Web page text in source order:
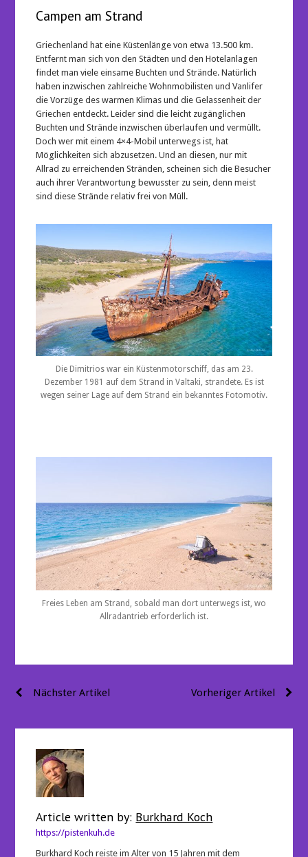
Campen am Strand
Griechenland hat eine Küstenlänge von etwa 13.500 km.
Entfernt man sich von den Städten und den Hotelanlagen
findet man viele einsame Buchten und Strände. Natürlich
haben inzwischen zahlreiche Wohnmobilisten und Vanlifer
die Vorzüge des warmen Klimas und die Gelassenheit der
Griechen entdeckt. Leider sind die leicht zugänglichen
Buchten und Strände inzwischen überlaufen und vermüllt.
Doch wer mit einem 4×4-Mobil unterwegs ist, hat
Möglichkeiten sich abzusetzen. Und an diesen, nur mit
Allrad zu erreichenden Stränden, scheinen sich die Besucher
auch ihrer Verantwortung bewusster zu sein, denn meist
sind diese Strände relativ frei von Müll.
Die Dimitrios war ein Küstenmotorschiff, das am 23.
Dezember 1981 auf dem Strand in Valtaki, strandete. Es ist
wegen seiner Lage auf dem Strand ein bekanntes Fotomotiv.
Freies Leben am Strand, sobald man dort unterwegs ist, wo
Allradantrieb erforderlich ist.
Beitragsnavigation Vorheriger Artikel
Nächster Artikel
Article written by: Burkhard Koch
https://pistenkuh.de
Burkhard Koch reiste im Alter von 15 Jahren mit dem